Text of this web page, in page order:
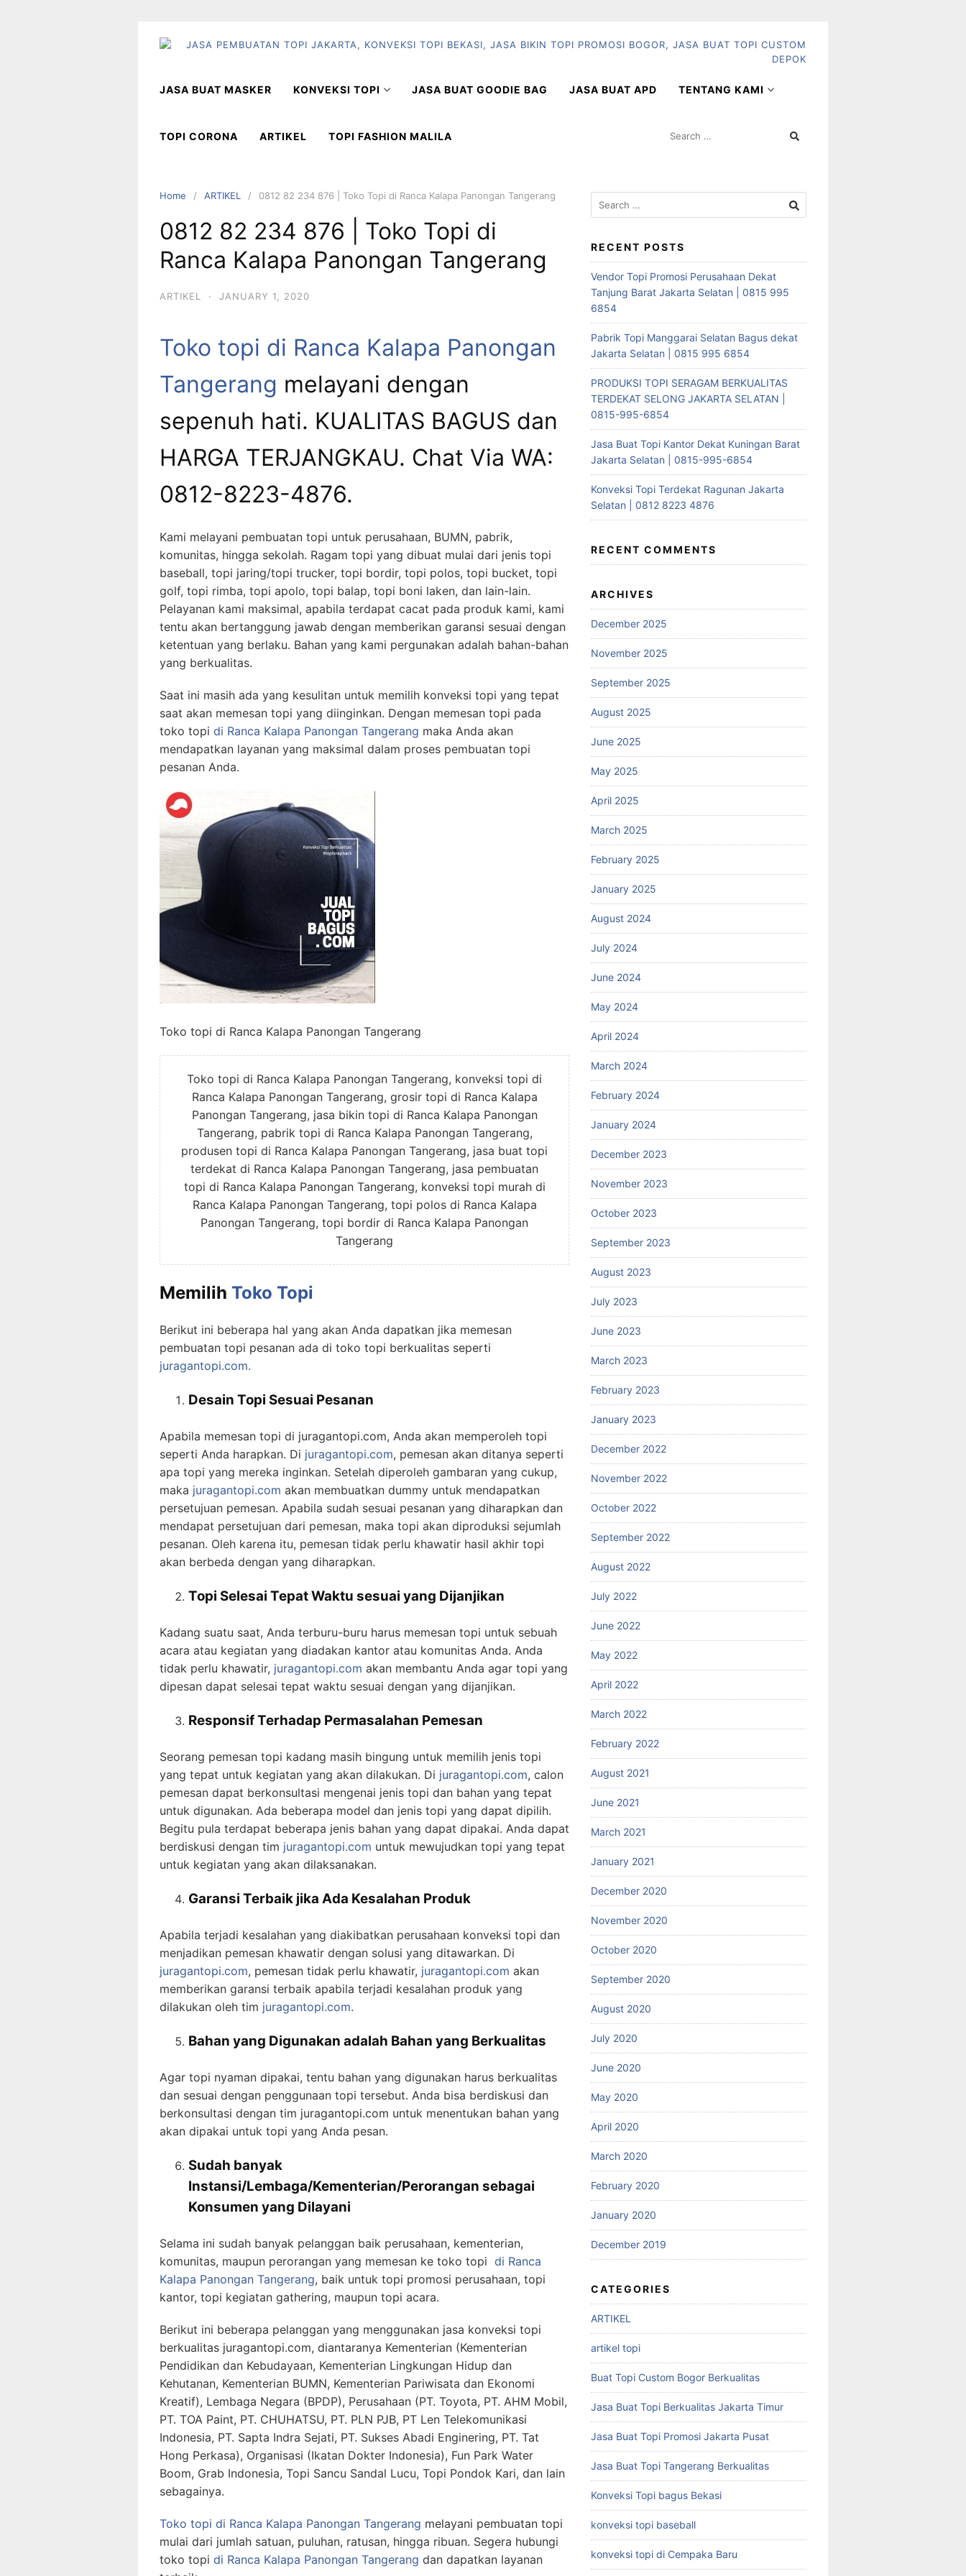
JASA BUAT MASKER KONVEKSI TOPI JASA BUAT GOODIE BAG JASA BUAT APD TENTANG KAMI
TOPI CORONA ARTIKEL TOPI FASHION MALILA
Home ARTIKEL 0812 82 234 876 | Toko Topi di Ranca Kalapa Panongan Tangerang
0812 82 234 876 | Toko Topi di
Ranca Kalapa Panongan Tangerang
ARTIKEL · JANUARY 1, 2020
Toko topi di Ranca Kalapa Panongan
Tangerang melayani dengan
sepenuh hati. KUALITAS BAGUS dan
HARGA TERJANGKAU. Chat Via WA:
0812-8223-4876.
Kami melayani pembuatan topi untuk perusahaan, BUMN, pabrik,
komunitas, hingga sekolah. Ragam topi yang dibuat mulai dari jenis topi
baseball, topi jaring/topi trucker, topi bordir, topi polos, topi bucket, topi
golf, topi rimba, topi apolo, topi balap, topi boni laken, dan lain-lain.
Pelayanan kami maksimal, apabila terdapat cacat pada produk kami, kami
tentu akan bertanggung jawab dengan memberikan garansi sesuai dengan
ketentuan yang berlaku. Bahan yang kami pergunakan adalah bahan-bahan
yang berkualitas.
Saat ini masih ada yang kesulitan untuk memilih konveksi topi yang tepat
saat akan memesan topi yang diinginkan. Dengan memesan topi pada
toko topi di Ranca Kalapa Panongan Tangerang maka Anda akan
mendapatkan layanan yang maksimal dalam proses pembuatan topi
pesanan Anda.
Toko topi di Ranca Kalapa Panongan Tangerang
Toko topi di Ranca Kalapa Panongan Tangerang, konveksi topi di
Ranca Kalapa Panongan Tangerang, grosir topi di Ranca Kalapa
Panongan Tangerang, jasa bikin topi di Ranca Kalapa Panongan
Tangerang, pabrik topi di Ranca Kalapa Panongan Tangerang,
produsen topi di Ranca Kalapa Panongan Tangerang, jasa buat topi
terdekat di Ranca Kalapa Panongan Tangerang, jasa pembuatan
topi di Ranca Kalapa Panongan Tangerang, konveksi topi murah di
Ranca Kalapa Panongan Tangerang, topi polos di Ranca Kalapa
Panongan Tangerang, topi bordir di Ranca Kalapa Panongan
Tangerang
Memilih Toko Topi
Berikut ini beberapa hal yang akan Anda dapatkan jika memesan
pembuatan topi pesanan ada di toko topi berkualitas seperti
juragantopi.com.
Desain Topi Sesuai Pesanan
Apabila memesan topi di juragantopi.com, Anda akan memperoleh topi
seperti Anda harapkan. Di juragantopi.com, pemesan akan ditanya seperti
apa topi yang mereka inginkan. Setelah diperoleh gambaran yang cukup,
maka juragantopi.com akan membuatkan dummy untuk mendapatkan
persetujuan pemesan. Apabila sudah sesuai pesanan yang diharapkan dan
mendapat persetujuan dari pemesan, maka topi akan diproduksi sejumlah
pesanan. Oleh karena itu, pemesan tidak perlu khawatir hasil akhir topi
akan berbeda dengan yang diharapkan.
Topi Selesai Tepat Waktu sesuai yang Dijanjikan
Kadang suatu saat, Anda terburu-buru harus memesan topi untuk sebuah
acara atau kegiatan yang diadakan kantor atau komunitas Anda. Anda
tidak perlu khawatir, juragantopi.com akan membantu Anda agar topi yang
dipesan dapat selesai tepat waktu sesuai dengan yang dijanjikan.
Responsif Terhadap Permasalahan Pemesan
Seorang pemesan topi kadang masih bingung untuk memilih jenis topi
yang tepat untuk kegiatan yang akan dilakukan. Di juragantopi.com, calon
pemesan dapat berkonsultasi mengenai jenis topi dan bahan yang tepat
untuk digunakan. Ada beberapa model dan jenis topi yang dapat dipilih.
Begitu pula terdapat beberapa jenis bahan yang dapat dipakai. Anda dapat
berdiskusi dengan tim juragantopi.com untuk mewujudkan topi yang tepat
untuk kegiatan yang akan dilaksanakan.
Garansi Terbaik jika Ada Kesalahan Produk
Apabila terjadi kesalahan yang diakibatkan perusahaan konveksi topi dan
menjadikan pemesan khawatir dengan solusi yang ditawarkan. Di
juragantopi.com, pemesan tidak perlu khawatir, juragantopi.com akan
memberikan garansi terbaik apabila terjadi kesalahan produk yang
dilakukan oleh tim juragantopi.com.
Bahan yang Digunakan adalah Bahan yang Berkualitas
Agar topi nyaman dipakai, tentu bahan yang digunakan harus berkualitas
dan sesuai dengan penggunaan topi tersebut. Anda bisa berdiskusi dan
berkonsultasi dengan tim juragantopi.com untuk menentukan bahan yang
akan dipakai untuk topi yang Anda pesan.
Sudah banyak
Instansi/Lembaga/Kementerian/Perorangan sebagai
Konsumen yang Dilayani
Selama ini sudah banyak pelanggan baik perusahaan, kementerian,
komunitas, maupun perorangan yang memesan ke toko topi di Ranca
Kalapa Panongan Tangerang, baik untuk topi promosi perusahaan, topi
kantor, topi kegiatan gathering, maupun topi acara.
Berikut ini beberapa pelanggan yang menggunakan jasa konveksi topi
berkualitas juragantopi.com, diantaranya Kementerian (Kementerian
Pendidikan dan Kebudayaan, Kementerian Lingkungan Hidup dan
Kehutanan, Kementerian BUMN, Kementerian Pariwisata dan Ekonomi
Kreatif), Lembaga Negara (BPDP), Perusahaan (PT. Toyota, PT. AHM Mobil,
PT. TOA Paint, PT. CHUHATSU, PT. PLN PJB, PT Len Telekomunikasi
Indonesia, PT. Sapta Indra Sejati, PT. Sukses Abadi Enginering, PT. Tat
Hong Perkasa), Organisasi (Ikatan Dokter Indonesia), Fun Park Water
Boom, Grab Indonesia, Topi Sancu Sandal Lucu, Topi Pondok Kari, dan lain
sebagainya.
Toko topi di Ranca Kalapa Panongan Tangerang melayani pembuatan topi
mulai dari jumlah satuan, puluhan, ratusan, hingga ribuan. Segera hubungi
toko topi di Ranca Kalapa Panongan Tangerang dan dapatkan layanan
Search
for:
RECENT POSTS
Vendor Topi Promosi Perusahaan Dekat
Tanjung Barat Jakarta Selatan | 0815 995
6854
Pabrik Topi Manggarai Selatan Bagus dekat
Jakarta Selatan | 0815 995 6854
PRODUKSI TOPI SERAGAM BERKUALITAS
TERDEKAT SELONG JAKARTA SELATAN |
0815-995-6854
Jasa Buat Topi Kantor Dekat Kuningan Barat
Jakarta Selatan | 0815-995-6854
Konveksi Topi Terdekat Ragunan Jakarta
Selatan | 0812 8223 4876
RECENT COMMENTS
ARCHIVES
December 2025
November 2025
September 2025
August 2025
June 2025
May 2025
April 2025
March 2025
February 2025
January 2025
August 2024
July 2024
June 2024
May 2024
April 2024
March 2024
February 2024
January 2024
December 2023
November 2023
October 2023
September 2023
August 2023
July 2023
June 2023
March 2023
February 2023
January 2023
December 2022
November 2022
October 2022
September 2022
August 2022
July 2022
June 2022
May 2022
April 2022
March 2022
February 2022
August 2021
June 2021
March 2021
January 2021
December 2020
November 2020
October 2020
September 2020
August 2020
July 2020
June 2020
May 2020
April 2020
March 2020
February 2020
January 2020
December 2019
CATEGORIES
ARTIKEL
artikel topi
Buat Topi Custom Bogor Berkualitas
Jasa Buat Topi Berkualitas Jakarta Timur
Jasa Buat Topi Promosi Jakarta Pusat
Jasa Buat Topi Tangerang Berkualitas
Konveksi Topi bagus Bekasi
konveksi topi baseball
konveksi topi di Cempaka Baru